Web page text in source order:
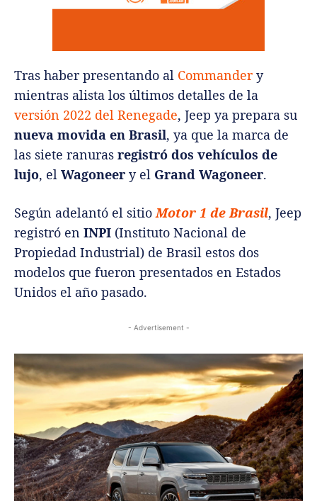
Tras haber presentando al Commandery
mientras alista los últimos detalles de la
versión 2022 del Renegade, Jeep ya prepara su
nueva movida en Brasil, ya que la marca de
las siete ranuras registró dos vehículos de
lujo, el Wagoneer y el Grand Wagoneer.
Según adelantó el sitioMotor 1 de Brasil, Jeep
registró en INPI (Instituto Nacional de
Propiedad Industrial) de Brasil estos dos
modelos que fueron presentados en Estados
Unidos el año pasado.
- Advertisement -